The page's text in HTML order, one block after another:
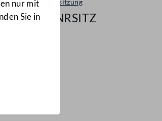
nur mit
Sie in
Plenarsitzung
56/NRSITZ